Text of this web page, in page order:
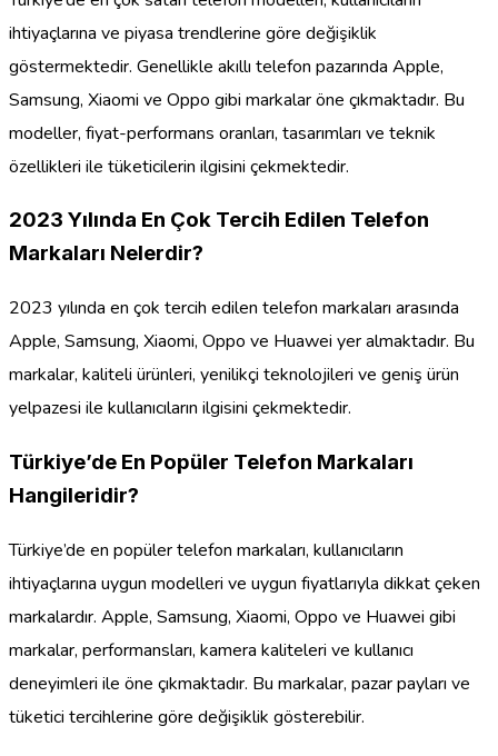
ihtiyaçlarına ve piyasa trendlerine göre değişiklik
göstermektedir. Genellikle akıllı telefon pazarında Apple,
Samsung, Xiaomi ve Oppo gibi markalar öne çıkmaktadır. Bu
modeller, fiyat-performans oranları, tasarımları ve teknik
özellikleri ile tüketicilerin ilgisini çekmektedir.
2023 Yılında En Çok Tercih Edilen Telefon
Markaları Nelerdir?
2023 yılında en çok tercih edilen telefon markaları arasında
Apple, Samsung, Xiaomi, Oppo ve Huawei yer almaktadır. Bu
markalar, kaliteli ürünleri, yenilikçi teknolojileri ve geniş ürün
yelpazesi ile kullanıcıların ilgisini çekmektedir.
Türkiye’de En Popüler Telefon Markaları
Hangileridir?
Türkiye’de en popüler telefon markaları, kullanıcıların
ihtiyaçlarına uygun modelleri ve uygun fiyatlarıyla dikkat çeken
markalardır. Apple, Samsung, Xiaomi, Oppo ve Huawei gibi
markalar, performansları, kamera kaliteleri ve kullanıcı
deneyimleri ile öne çıkmaktadır. Bu markalar, pazar payları ve
tüketici tercihlerine göre değişiklik gösterebilir.